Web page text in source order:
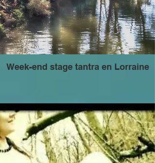
Week-end stage tantra en Lorraine